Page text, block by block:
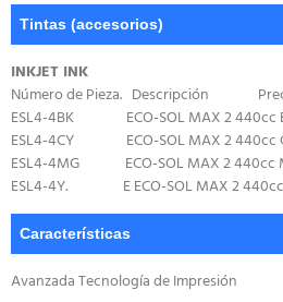
Tintas (accesorios)
INKJET INK
Número de Pieza. Descripción
ESL4-4BK ECO-SOL MAX 2 440cc
ESL4-4CY ECO-SOL MAX 2 440cc
ESL4-4MG ECO-SOL MAX 2 440cc
ESL4-4Y. E ECO-SOL MAX 2
Características
Avanzada Tecnología de Impresión